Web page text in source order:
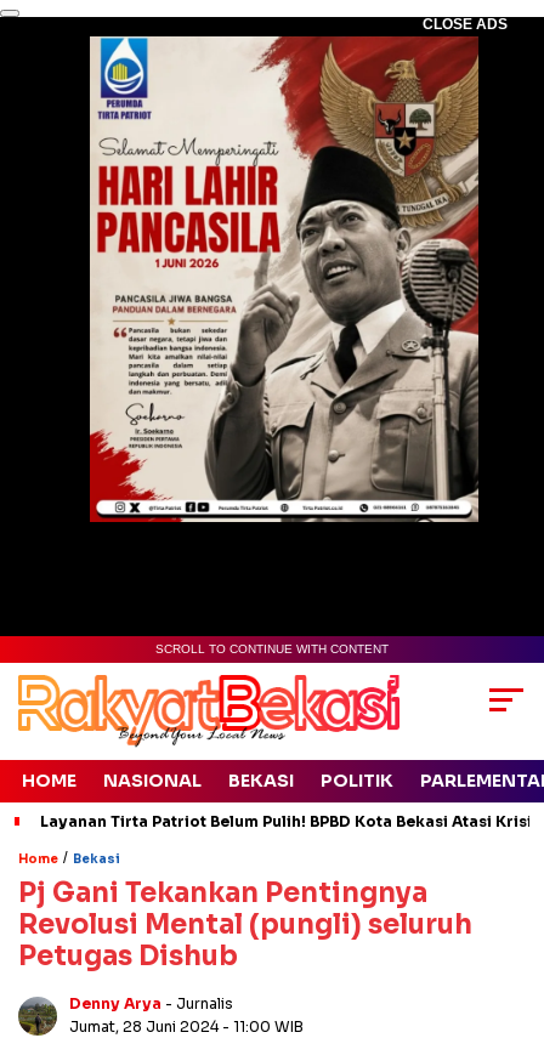
CLOSE ADS
SCROLL TO CONTINUE WITH CONTENT
HOME NASIONAL BEKASI POLITIK
Layanan Tirta Patriot Belum Pulih! BPBD Kota Bekasi Atasi
Home / Bekasi
Pj Gani Tekankan Pentingnya
Revolusi Mental (pungli) seluruh
Petugas Dishub
Denny Arya - Jurnalis
Jumat, 28 Juni 2024 - 11:00 WIB